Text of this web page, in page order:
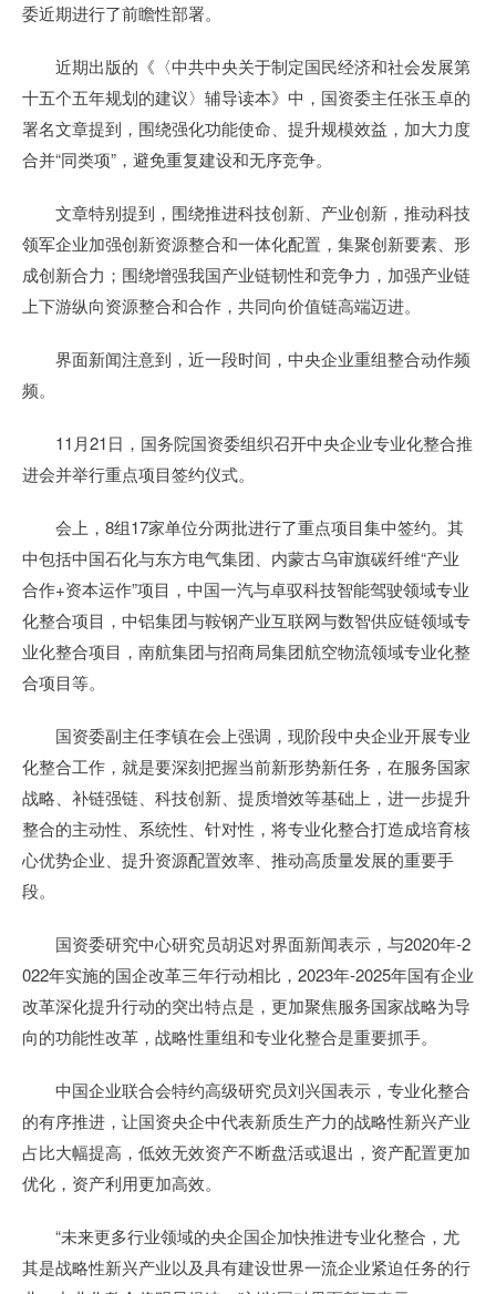
委近期进行了前瞻性部署。
近期出版的《〈中共中央关于制定国民经济和社会发展第
十五个五年规划的建议〉辅导读本》中，国资委主任张玉卓的
署名文章提到，围绕强化功能使命、提升规模效益，加大力度
合并“同类项”，避免重复建设和无序竞争。
文章特别提到，围绕推进科技创新、产业创新，推动科技
领军企业加强创新资源整合和一体化配置，集聚创新要素、形
成创新合力；围绕增强我国产业链韧性和竞争力，加强产业链
上下游纵向资源整合和合作，共同向价值链高端迈进。
界面新闻注意到，近一段时间，中央企业重组整合动作频
频。
11月21日，国务院国资委组织召开中央企业专业化整合推
进会并举行重点项目签约仪式。
会上，8组17家单位分两批进行了重点项目集中签约。其
中包括中国石化与东方电气集团、内蒙古乌审旗碳纤维“产业
合作+资本运作”项目，中国一汽与卓驭科技智能驾驶领域专业
化整合项目，中铝集团与鞍钢产业互联网与数智供应链领域专
业化整合项目，南航集团与招商局集团航空物流领域专业化整
合项目等。
国资委副主任李镇在会上强调，现阶段中央企业开展专业
化整合工作，就是要深刻把握当前新形势新任务，在服务国家
战略、补链强链、科技创新、提质增效等基础上，进一步提升
整合的主动性、系统性、针对性，将专业化整合打造成培育核
心优势企业、提升资源配置效率、推动高质量发展的重要手
段。
国资委研究中心研究员胡迟对界面新闻表示，与2020年-2
022年实施的国企改革三年行动相比，2023年-2025年国有企业
改革深化提升行动的突出特点是，更加聚焦服务国家战略为导
向的功能性改革，战略性重组和专业化整合是重要抓手。
中国企业联合会特约高级研究员刘兴国表示，专业化整合
的有序推进，让国资央企中代表新质生产力的战略性新兴产业
占比大幅提高，低效无效资产不断盘活或退出，资产配置更加
优化，资产利用更加高效。
“未来更多行业领域的央企国企加快推进专业化整合，尤
其是战略性新兴产业以及具有建设世界一流企业紧迫任务的行